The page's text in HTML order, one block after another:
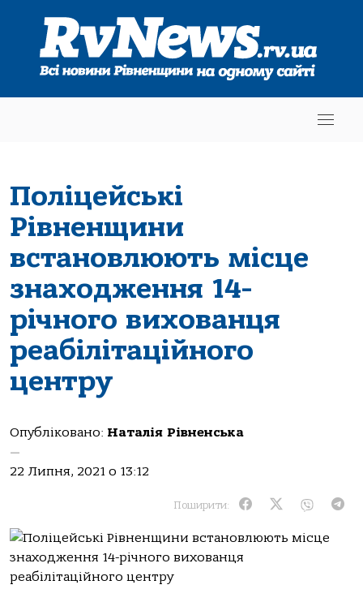
Поліцейські
Рівненщини
встановлюють місце
знаходження 14-
річного вихованця
реабілітаційного
центру
Опубліковано: Наталія Рівненська
—
22 Липня, 2021 о 13:12
Поширити: